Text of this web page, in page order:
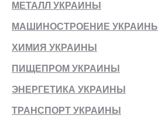
МЕТАЛЛ УКРАИНЫ
МАШИНОСТРОЕНИЕ УКРАИНЫ
ХИМИЯ УКРАИНЫ
ПИЩЕПРОМ УКРАИНЫ
ЭНЕРГЕТИКА УКРАИНЫ
ТРАНСПОРТ УКРАИНЫ